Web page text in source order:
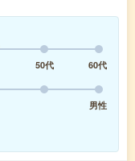
50代
60代
男性